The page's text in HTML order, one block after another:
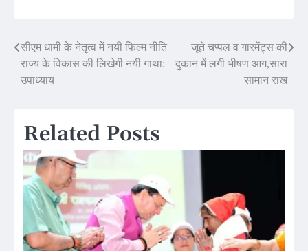
Post
navigation
सीएम धामी के नेतृत्व में नयी फिल्म नीति
राज्य के विकास की लिखेगी नयी गाथा:
उपाध्याय
जूते चप्पल व गारमेंट्स की
दुकान में लगी भीषण आग,सारा
सामान राख
Related Posts